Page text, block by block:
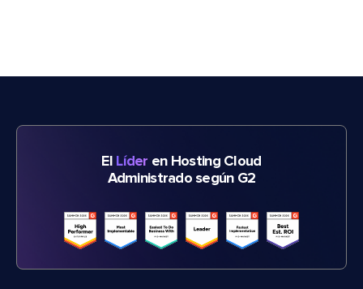
El Líder en Hosting Cloud
Administrado según G2